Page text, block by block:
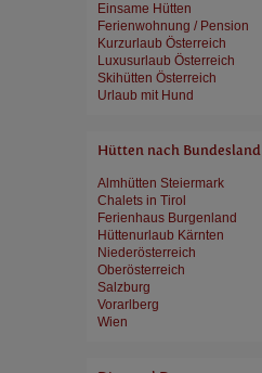
Einsame Hütten
Ferienwohnung / Pension
Kurzurlaub Österreich
Luxusurlaub Österreich
Skihütten Österreich
Urlaub mit Hund
Hütten nach Bundesland
Almhütten Steiermark
Chalets in Tirol
Ferienhaus Burgenland
Hüttenurlaub Kärnten
Niederösterreich
Oberösterreich
Salzburg
Vorarlberg
Wien